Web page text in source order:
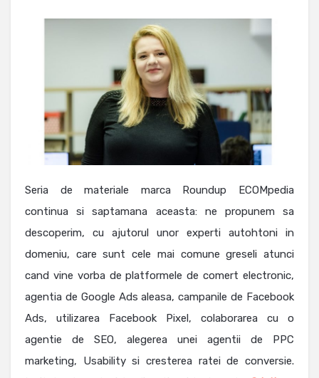
Seria de materiale marca Roundup ECOMpedia
continua si saptamana aceasta: ne propunem sa
descoperim, cu ajutorul unor experti autohtoni in
domeniu, care sunt cele mai comune greseli atunci
cand vine vorba de platformele de comert electronic,
agentia de Google Ads aleasa, campanile de Facebook
Ads, utilizarea Facebook Pixel, colaborarea cu o
agentie de SEO, alegerea unei agentii de PPC
marketing, Usability si cresterea ratei de conversie.